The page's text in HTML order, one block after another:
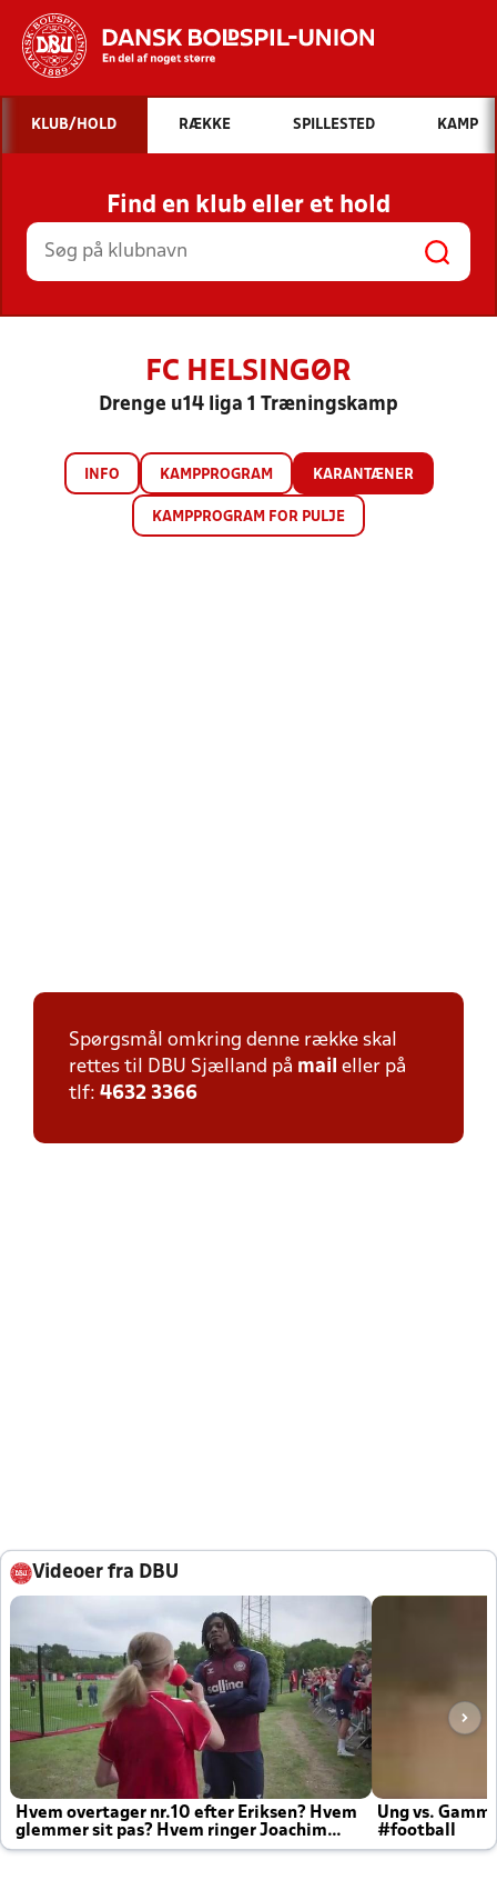
Hvad vil du søge efter?
INDHOLD OG NYHEDER
STILLINGER, RESULTATER, KLUBBER OG
HOLD
KLUB/HOLD RÆKKE SPILLESTED KAMP
Find en klub eller et hold
FC HELSINGØR
Drenge u14 liga 1 Træningskamp
INFO KAMPPROGRAM KARANTÆNER
KAMPPROGRAM FOR PULJE
Spørgsmål omkring denne række skal
rettes til DBU Sjælland på mail eller på
tlf: 4632 3366
Videoer fra DBU
Hvem overtager nr.10 efter Eriksen? Hvem
glemmer sit pas? Hvem ringer Joachim
altid til efter kampe?
Ung vs.
#football